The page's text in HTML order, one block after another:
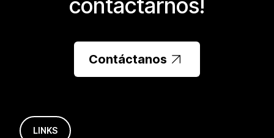
contactarnos!
Contáctanos
LINKS